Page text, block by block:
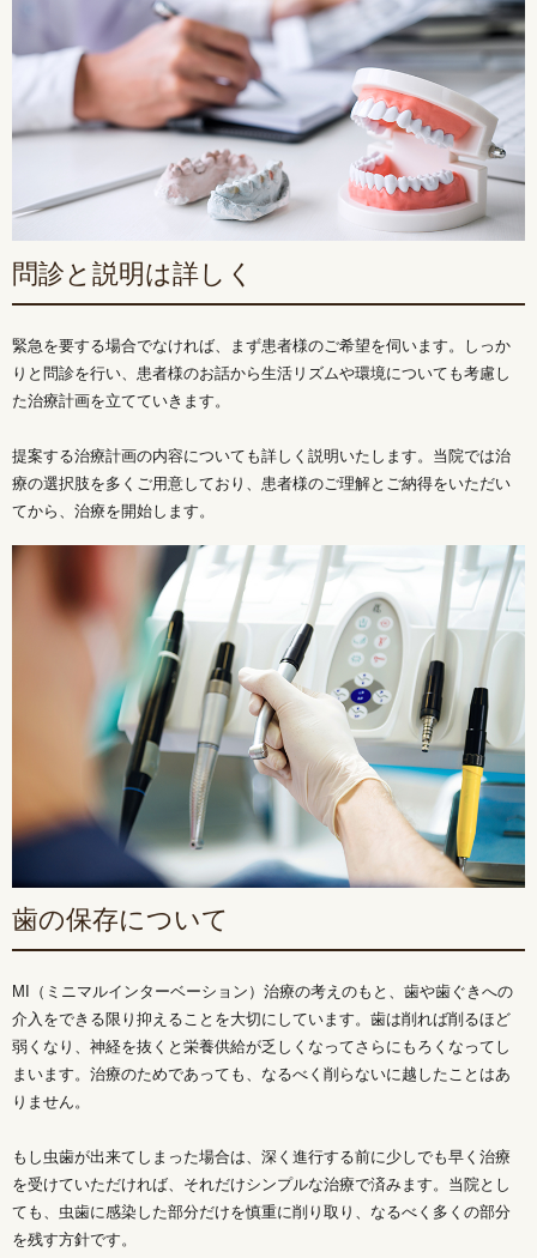
問診と説明は詳しく
緊急を要する場合でなければ、まず患者様のご希望を伺います。しっか
りと問診を行い、患者様のお話から生活リズムや環境についても考慮し
た治療計画を立てていきます。
提案する治療計画の内容についても詳しく説明いたします。当院では治
療の選択肢を多くご用意しており、患者様のご理解とご納得をいただい
てから、治療を開始します。
歯の保存について
MI（ミニマルインターベーション）治療の考えのもと、歯や歯ぐきへの
介入をできる限り抑えることを大切にしています。歯は削れば削るほど
弱くなり、神経を抜くと栄養供給が乏しくなってさらにもろくなってし
まいます。治療のためであっても、なるべく削らないに越したことはあ
りません。
もし虫歯が出来てしまった場合は、深く進行する前に少しでも早く治療
を受けていただければ、それだけシンプルな治療で済みます。当院とし
ても、虫歯に感染した部分だけを慎重に削り取り、なるべく多くの部分
を残す方針です。